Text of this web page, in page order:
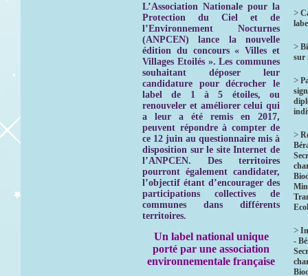
L’Association Nationale pour la
Protection du Ciel et de
l’Environnement Nocturnes
(ANPCEN) lance la nouvelle
édition du concours « Villes et
Villages Etoilés ». Les communes
souhaitant déposer leur
candidature pour décrocher le
label de 1 à 5 étoiles, ou
renouveler et améliorer celui qui
a leur a été remis en 2017,
peuvent répondre à compter de
ce 12 juin au questionnaire mis à
disposition sur le site Internet de
l’ANPCEN. Des territoires
pourront également candidater,
l’objectif étant d’encourager des
participations collectives de
communes dans différents
territoires.
Un label national unique
porté par une association
environnementale française
>
>
sur
>
>
>
-